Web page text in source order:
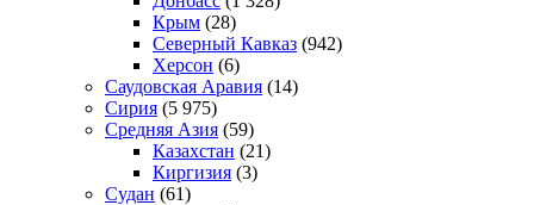
Крым (28)
Северный Кавказ (942)
Херсон (6)
Саудовская Аравия (14)
Сирия (5 975)
Средняя Азия (59)
Казахстан (21)
Киргизия (3)
Судан (61)